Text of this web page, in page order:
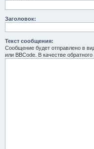
Заголовок:
Текст сообщения:
Сообщение будет отправлено в
или BBCode. В качестве